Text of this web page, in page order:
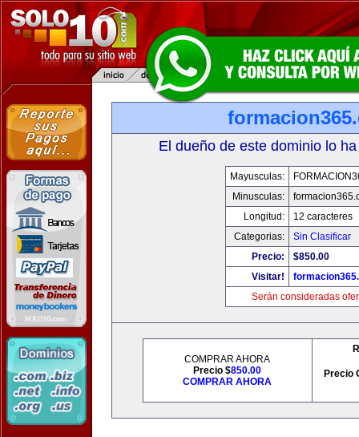
El dueño de este dominio lo
Mayusculas:
Minusculas:
Longitud:
12 caracteres
Categorias:
Sin Clasificar
Precio:
$850.00
Visitar!
Serán consideradas
COMPRAR AHORA
Precio $850.00
COMPRAR AHORA
Precio